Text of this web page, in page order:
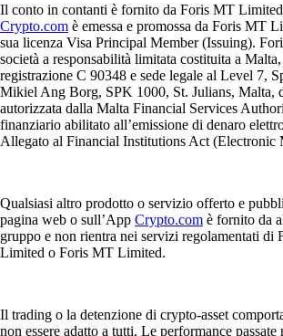
Il conto in contanti è fornito da Foris MT
Crypto.com è emessa e promossa da Foris MT
sua licenza Visa Principal Member (Issuing).
società a responsabilità limitata costituita a
registrazione C 90348 e sede legale al Level 7,
Mikiel Ang Borg, SPK 1000, St. Julians, Malta,
autorizzata dalla Malta Financial Services
finanziario abilitato all’emissione di denaro
Allegato al Financial Institutions Act (Electronic
Qualsiasi altro prodotto o servizio offerto e
pagina web o sull’App Crypto.com è fornito da
gruppo e non rientra nei servizi regolamentati
Limited o Foris MT Limited.
Il trading o la detenzione di crypto-asset
non essere adatto a tutti. Le performance passate